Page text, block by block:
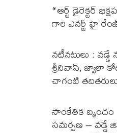
*ఆర్ట్ డైరెక్టర్
గారి ఎనర్జీ హై
నటీనటులు :
శ్రీనివాస్, జ్వాలా
చాగంటి
సాంకేతిక బృందం
సమర్పణ – వడ్డే